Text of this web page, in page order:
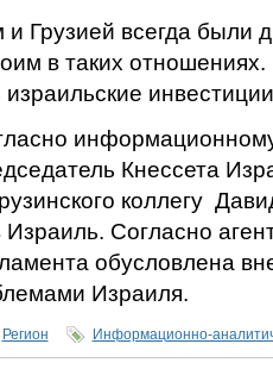
Грузией всегда были
в таких отношениях.
Кнессета
коллегу
Согласно
обусловлена
Израиля.
Регион Информационно-